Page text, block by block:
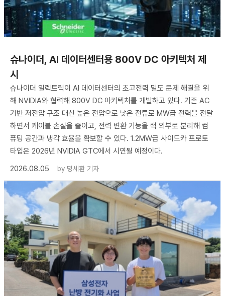
슈나이더, AI 데이터센터용 800V DC 아키텍처 제
시
슈나이더 일렉트릭이 AI 데이터센터의 초고전력 밀도 문제 해결을 위
해 NVIDIA와 협력해 800V DC 아키텍처를 개발하고 있다. 기존 AC
기반 저전압 구조 대신 높은 전압으로 낮은 전류로 MW급 전력을 전달
하면서 케이블 손실을 줄이고, 전력 변환 기능을 랙 외부로 분리해 컴
퓨팅 공간과 냉각 효율을 확보할 수 있다. 1.2MW급 사이드카 프로토
타입은 2026년 NVIDIA GTC에서 시연될 예정이다.
2026.08.05
by 명세환 기자